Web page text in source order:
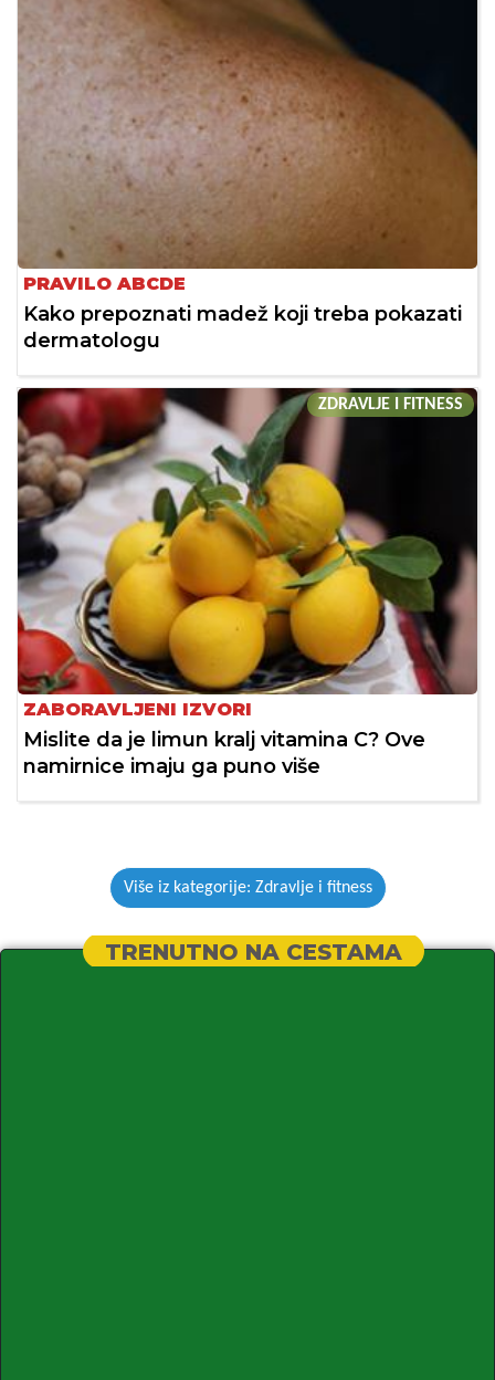
PRAVILO ABCDE
Kako prepoznati madež koji treba pokazati
dermatologu
ZDRAVLJE I FITNESS
ZABORAVLJENI IZVORI
Mislite da je limun kralj vitamina C? Ove
namirnice imaju ga puno više
Više iz kategorije: Zdravlje i fitness
TRENUTNO NA CESTAMA